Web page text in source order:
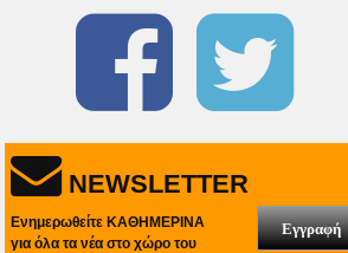
NEWSLETTER
Ενημερωθείτε ΚΑΘΗΜΕΡΙΝΑ
για όλα τα νέα στο χώρο του
Εγγραφή